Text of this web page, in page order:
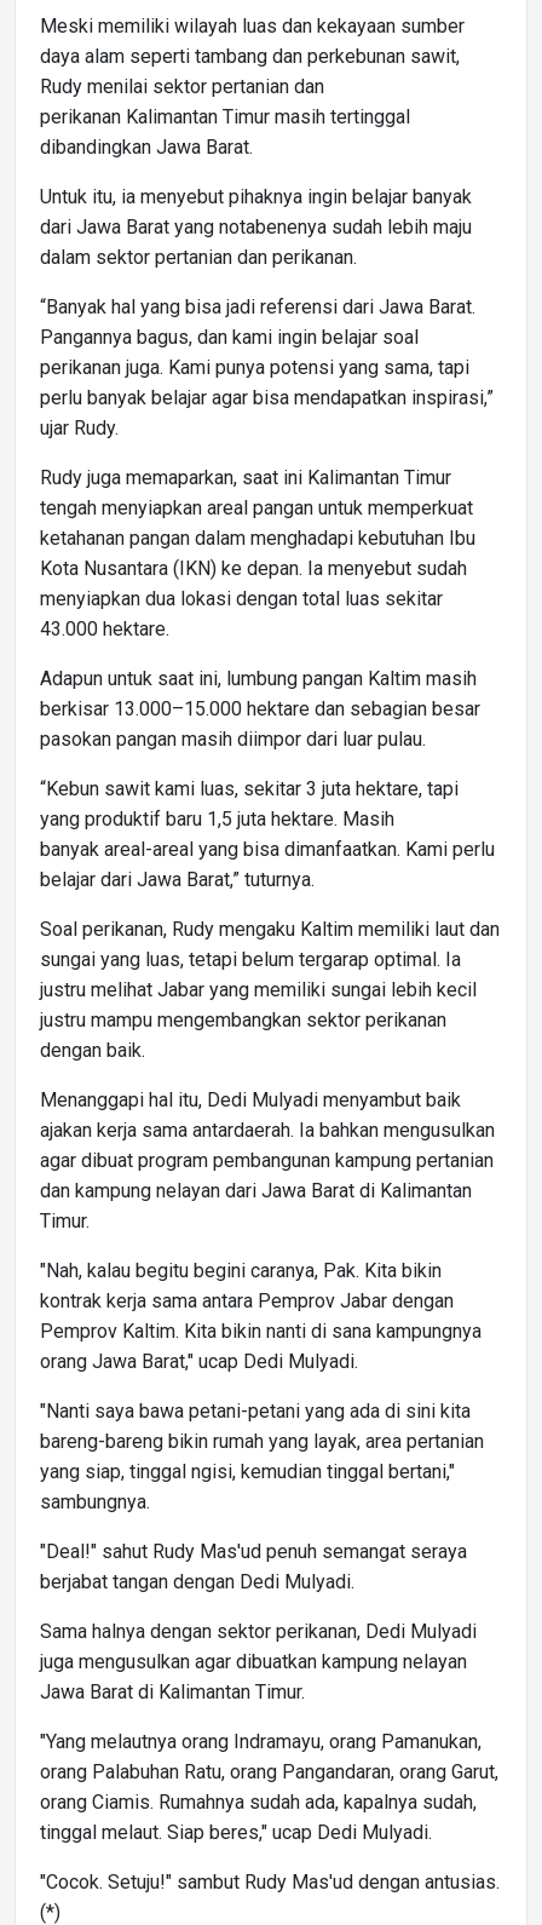
Meski memiliki wilayah luas dan kekayaan sumber
daya alam seperti tambang dan perkebunan sawit,
Rudy menilai sektor pertanian dan
perikanan Kalimantan Timur masih tertinggal
dibandingkan Jawa Barat.
Untuk itu, ia menyebut pihaknya ingin belajar banyak
dari Jawa Barat yang notabenenya sudah lebih maju
dalam sektor pertanian dan perikanan.
“Banyak hal yang bisa jadi referensi dari Jawa Barat.
Pangannya bagus, dan kami ingin belajar soal
perikanan juga. Kami punya potensi yang sama, tapi
perlu banyak belajar agar bisa mendapatkan inspirasi,”
ujar Rudy.
Rudy juga memaparkan, saat ini Kalimantan Timur
tengah menyiapkan areal pangan untuk memperkuat
ketahanan pangan dalam menghadapi kebutuhan Ibu
Kota Nusantara (IKN) ke depan. Ia menyebut sudah
menyiapkan dua lokasi dengan total luas sekitar
43.000 hektare.
Adapun untuk saat ini, lumbung pangan Kaltim masih
berkisar 13.000–15.000 hektare dan sebagian besar
pasokan pangan masih diimpor dari luar pulau.
“Kebun sawit kami luas, sekitar 3 juta hektare, tapi
yang produktif baru 1,5 juta hektare. Masih
banyak areal-areal yang bisa dimanfaatkan. Kami perlu
belajar dari Jawa Barat,” tuturnya.
Soal perikanan, Rudy mengaku Kaltim memiliki laut dan
sungai yang luas, tetapi belum tergarap optimal. Ia
justru melihat Jabar yang memiliki sungai lebih kecil
justru mampu mengembangkan sektor perikanan
dengan baik.
Menanggapi hal itu, Dedi Mulyadi menyambut baik
ajakan kerja sama antardaerah. Ia bahkan mengusulkan
agar dibuat program pembangunan kampung pertanian
dan kampung nelayan dari Jawa Barat di Kalimantan
Timur.
"Nah, kalau begitu begini caranya, Pak. Kita bikin
kontrak kerja sama antara Pemprov Jabar dengan
Pemprov Kaltim. Kita bikin nanti di sana kampungnya
orang Jawa Barat," ucap Dedi Mulyadi.
"Nanti saya bawa petani-petani yang ada di sini kita
bareng-bareng bikin rumah yang layak, area pertanian
yang siap, tinggal ngisi, kemudian tinggal bertani,"
sambungnya.
"Deal!" sahut Rudy Mas'ud penuh semangat seraya
berjabat tangan dengan Dedi Mulyadi.
Sama halnya dengan sektor perikanan, Dedi Mulyadi
juga mengusulkan agar dibuatkan kampung nelayan
Jawa Barat di Kalimantan Timur.
"Yang melautnya orang Indramayu, orang Pamanukan,
orang Palabuhan Ratu, orang Pangandaran, orang Garut,
orang Ciamis. Rumahnya sudah ada, kapalnya sudah,
tinggal melaut. Siap beres," ucap Dedi Mulyadi.
"Cocok. Setuju!" sambut Rudy Mas'ud dengan antusias.
(*)